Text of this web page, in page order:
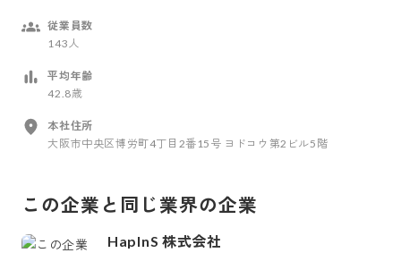
従業員数
143人
平均年齢
42.8歳
本社住所
大阪市中央区博労町4丁目2番15号 ヨドコウ第2ビル5階
この企業と同じ業界の企業
HapInS 株式会社